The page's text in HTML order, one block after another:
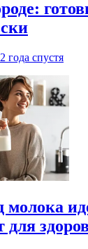
2 года спустя
молока
для